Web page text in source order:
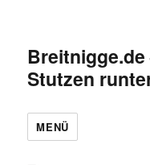
Stutzen
MENÜ